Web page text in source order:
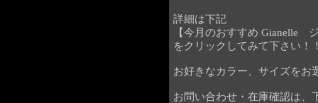
詳細は下記
【今月のおすすめ Gianelle
をクリックしてみて下さい！
お好きなカラー、サイズをお
お問い合わせ・在庫確認は、